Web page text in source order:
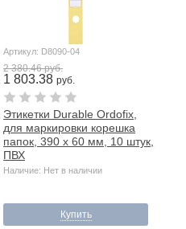
Артикул: D8090-04
2 380.46 руб.
1 803.38руб.
Этикетки Durable Ordofix,
для маркировки корешка
папок, 390 х 60 мм, 10 штук,
ПВХ
Наличие: Нет в наличии
Купить